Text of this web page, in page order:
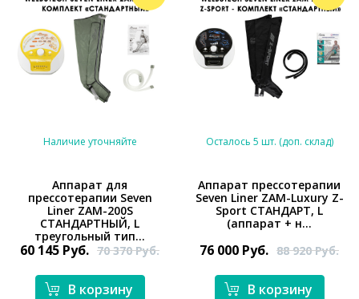
*}
Наличие уточняйте
Аппарат для
прессотерапии Seven
Liner ZAM-200S
СТАНДАРТНЫЙ, L
треугольный тип...
60 145 Руб. 70 370Руб.
В корзину
*}
Осталось 5 шт. (доп. склад)
Аппарат прессотерапии
Seven Liner ZAM-Luxury Z-
Sport СТАНДАРТ, L
(аппарат + н...
76 000 Руб. 88 920Руб.
В корзину